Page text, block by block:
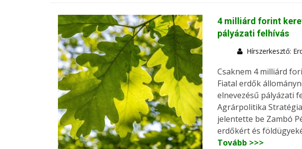
4 milliárd forint
pályázati felhívás
Hírszerkesztő:
Csaknem 4 milliárd
Fiatal erdők
elnevezésű pályázati
Agrárpolitika
jelentette be Zambó
erdőkért és
Tovább >>>